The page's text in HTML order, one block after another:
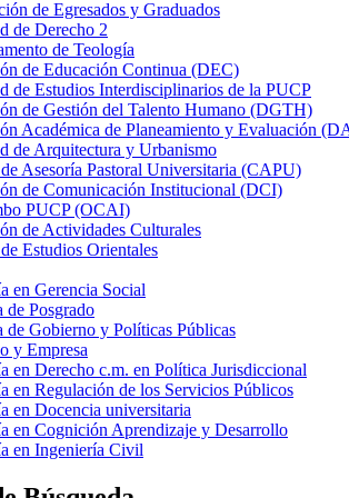
de Egresados y Graduados
de Derecho 2
de Teología
de Educación Continua (DEC)
de Estudios Interdisciplinarios de la PUCP
de Gestión del Talento Humano (DGTH)
Académica de Planeamiento y Evaluación
de Arquitectura y Urbanismo
Asesoría Pastoral Universitaria (CAPU)
de Comunicación Institucional (DCI)
PUCP (OCAI)
de Actividades Culturales
Estudios Orientales
en Gerencia Social
de Posgrado
de Gobierno y Políticas Públicas
y Empresa
en Derecho c.m. en Política Jurisdiccional
en Regulación de los Servicios Públicos
en Docencia universitaria
en Cognición Aprendizaje y Desarrollo
en Ingeniería Civil